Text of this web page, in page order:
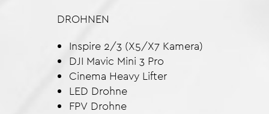
DROHNEN
Inspire 2/3 (X5/X7 Kamera)
DJI Mavic Mini 3 Pro
Cinema Heavy Lifter
LED Drohne
FPV Drohne